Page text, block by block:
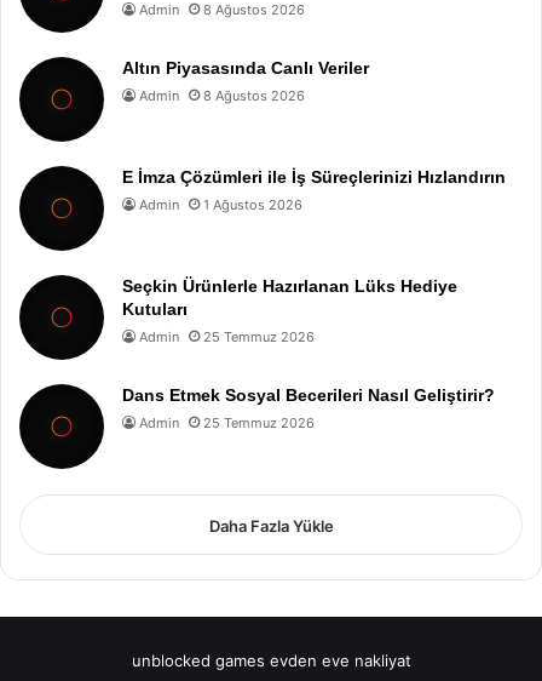
Admin 8 Ağustos 2026
Altın Piyasasında Canlı Veriler
Admin 8 Ağustos 2026
E İmza Çözümleri ile İş Süreçlerinizi Hızlandırın
Admin 1 Ağustos 2026
Seçkin Ürünlerle Hazırlanan Lüks Hediye
Kutuları
Admin 25 Temmuz 2026
Dans Etmek Sosyal Becerileri Nasıl Geliştirir?
Admin 25 Temmuz 2026
Daha Fazla Yükle
unblocked games evden eve nakliyat